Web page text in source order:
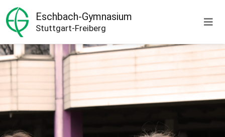
Eschbach-Gymnasium
Stuttgart-Freiberg